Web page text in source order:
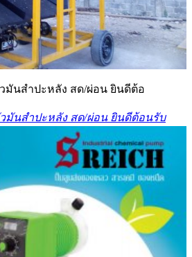
มันสำปะหลัง สด/ผ่อน ยินดีต้อ
มันสำปะหลัง สด/ผ่อน ยินดีต้อนรับ